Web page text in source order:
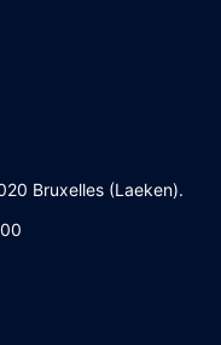
Bruxelles (Laeken).